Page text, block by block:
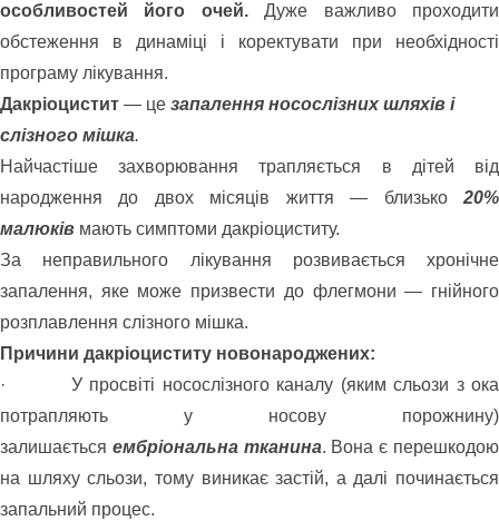
особливостей його очей.Дуже важливо проходити
обстеження в динаміці і коректувати при необхідності
програму лікування.
Дакріоцистит — це запалення носослізних шляхів і
слізного мішка.
Найчастіше захворювання трапляється в дітей від
народження до двох місяців життя — близько20%
малюків мають симптоми дакріоциститу.
За неправильного лікування розвивається хронічне
запалення, яке може призвести до флегмони — гнійного
розплавлення слізного мішка.
Причини дакріоциститу новонароджених:
· У просвіті носослізного каналу (яким сльози з ока
потрапляють у носову порожнину)
залишається ембріональна тканина. Вона є перешкодою
на шляху сльози, тому виникає застій, а далі починається
запальний процес.